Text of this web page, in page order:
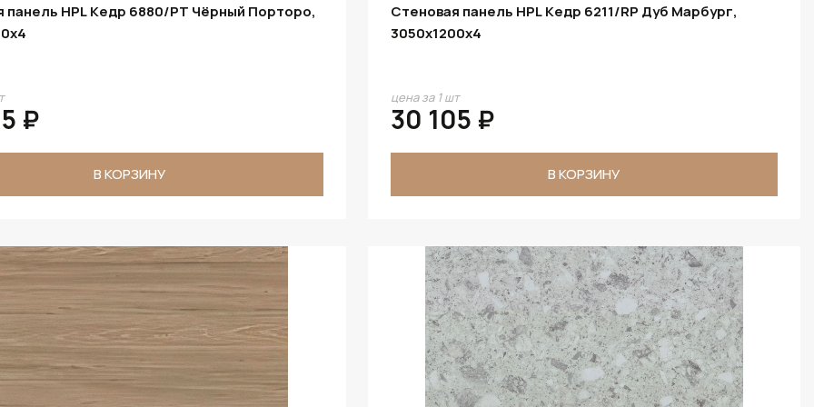
панель HPL Кедр 6880/PT Чёрный Порторо,
₽
В КОРЗИНУ
Стеновая панель HPL Кедр 6211/RP Дуб Марбург,
3050х1200х4
цена за 1 шт
30 105 ₽
В КОРЗИНУ